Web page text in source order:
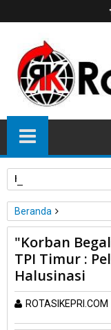
HPL Disorot, PT
Beranda
Unlabelled
"Korban Begal" Viral
Sering Alami
"Korban
TPI Timur :
Halusinasi
ROTASIKEPRI.COM